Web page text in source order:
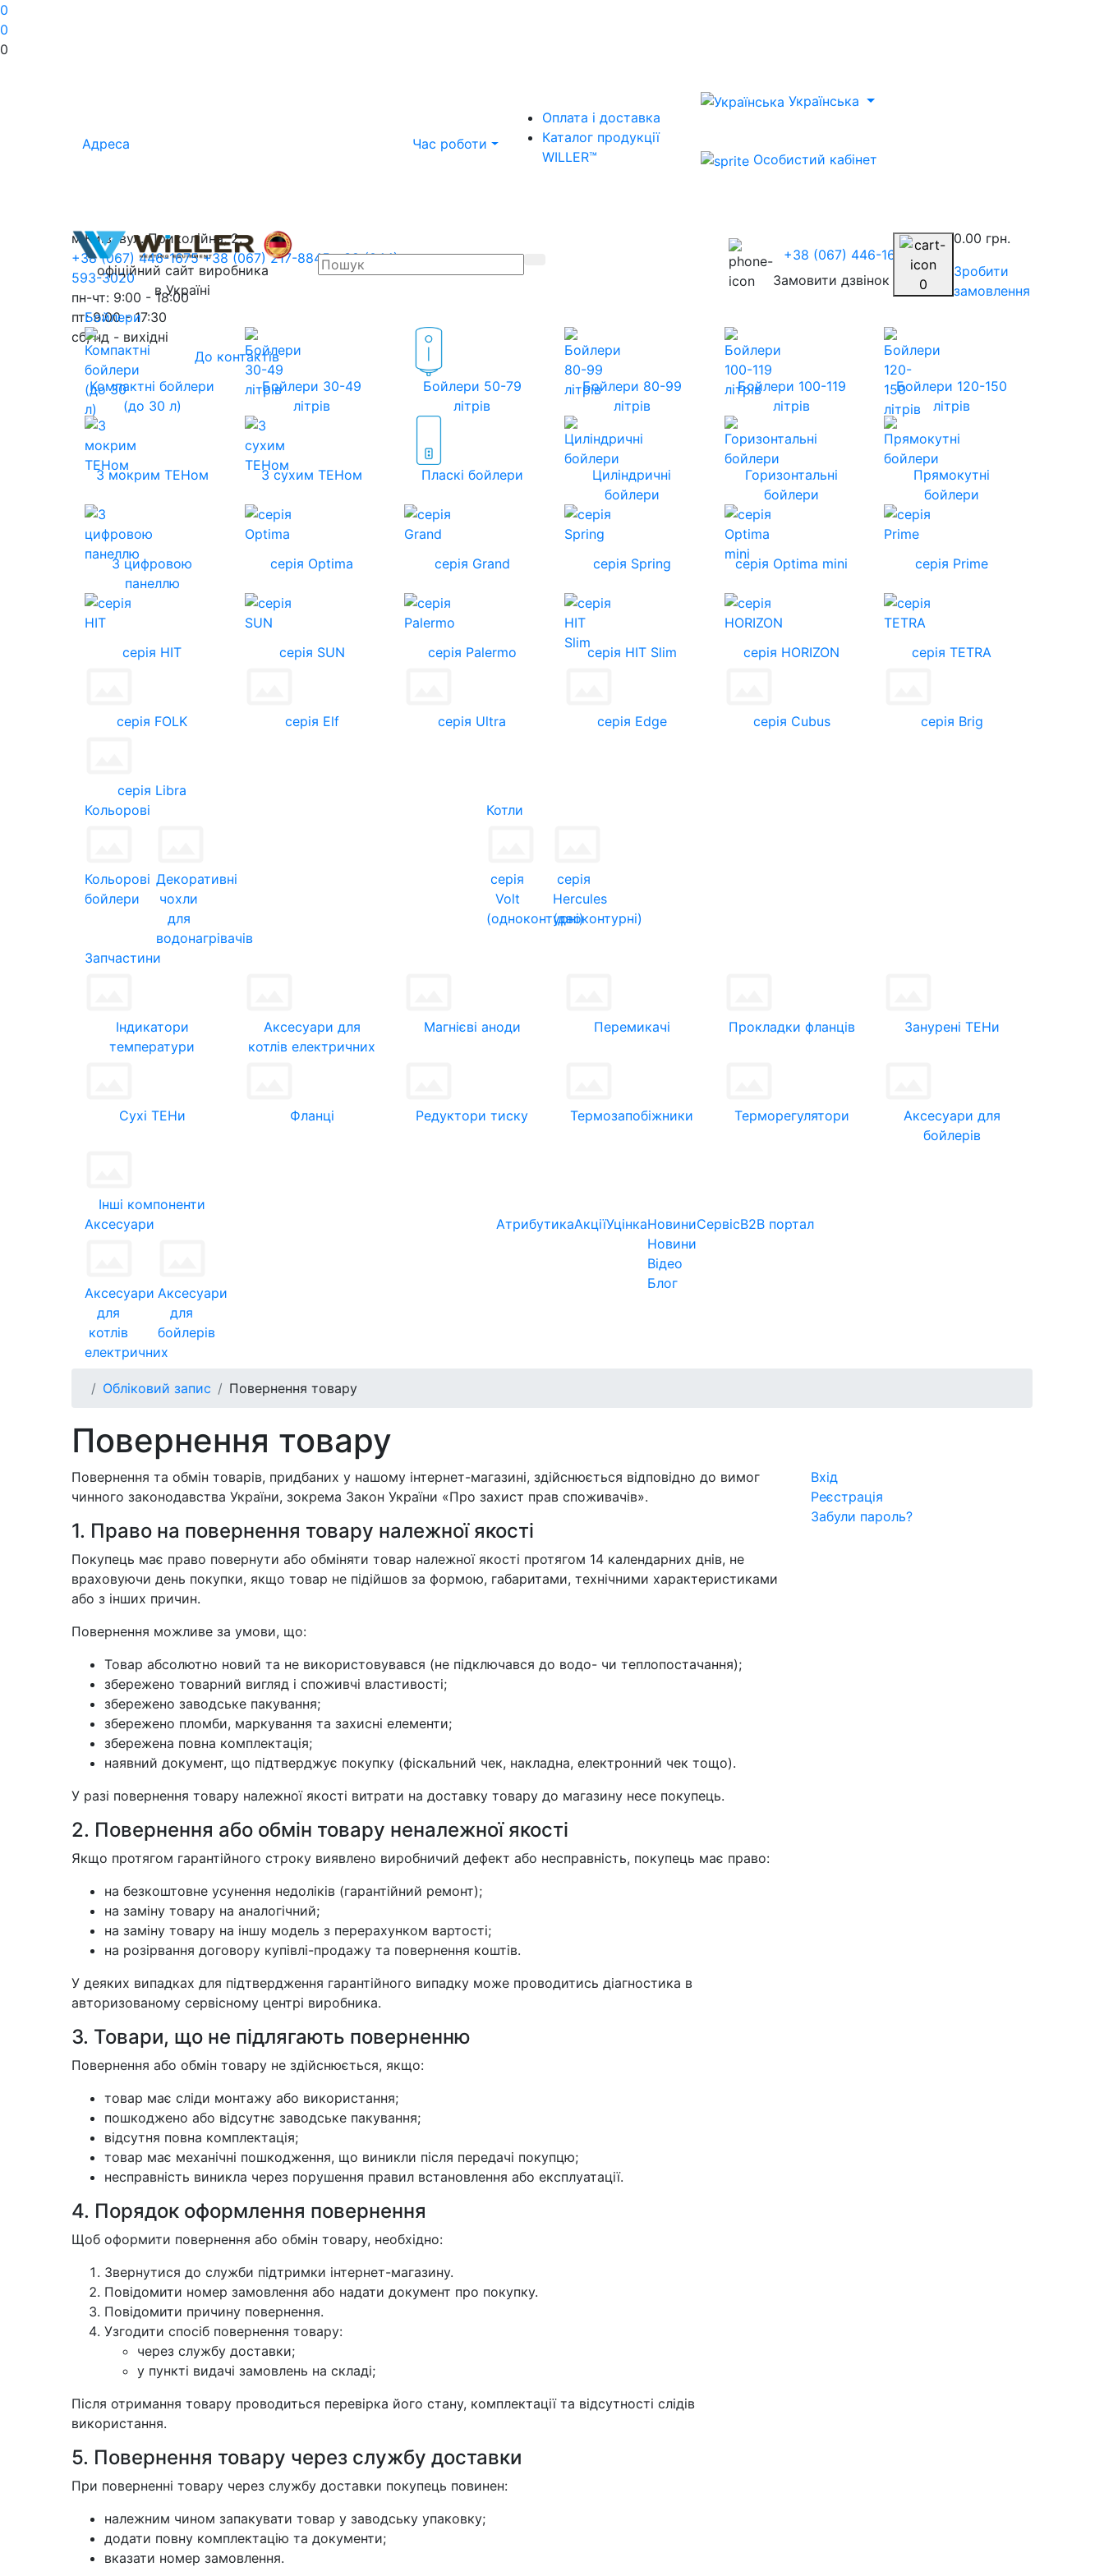
0
0
0
Адреса
м.Київ, вул. Приколійна, 2.
+38 (067) 446-1675 +38 (067) 217-8845 +38 (044)
593-3020
пн-чт: 9:00 - 18:00
пт: 9:00 - 17:30
сб, нд - вихідні
До контактів
Час роботи
Оплата і доставка
Каталог продукції
WILLER™
Українська
Особистий кабінет
офіційний сайт виробника
в Україні
+38 (067) 446-1675
Замовити дзвінок
0
0.00 грн.
Зробити
замовлення
Бойлери
Компактні бойлери
(до 30 л)
Бойлери 30-49
літрів
Бойлери 50-79
літрів
Бойлери 80-99
літрів
Бойлери 100-119
літрів
Бойлери 120-150
літрів
З мокрим ТЕНом З сухим ТЕНом Пласкі бойлери
Циліндричні
бойлери
Горизонтальні
бойлери
Прямокутні
бойлери
З цифровою
панеллю
серія Optima серія Grand серія Spring серія Optima mini серія Prime
серія HIT серія SUN серія Palermo серія HIT Slim cерія HORIZON серія TETRA
серія FOLK серія Elf серія Ultra серія Edge серія Cubus серія Brig
серія Libra
Кольорові
Кольорові
бойлери
Декоративні
чохли
для
водонагрівачів
Котли
серія
Volt
(одноконтурні)
серія
Hercules
(двоконтурні)
Запчастини
Індикатори
температури
Аксесуари для
котлів електричних
Магнієві аноди Перемикачі Прокладки фланців Занурені ТЕНи
Сухі ТЕНи Фланці Редуктори тиску Термозапобіжники Терморегулятори
Аксесуари для
бойлерів
Інші компоненти
Аксесуари
Аксесуари
для
котлів
електричних
Аксесуари
для
бойлерів
АтрибутикаАкціїУцінкаНовини
Новини
Відео
Блог
СервісB2B портал
Обліковий запис Повернення товару
Повернення товару
Повернення та обмін товарів, придбаних у нашому інтернет-магазині, здійснюється відповідно до вимог
чинного законодавства України, зокрема Закон України «Про захист прав споживачів».
1. Право на повернення товару належної якості
Покупець має право повернути або обміняти товар належної якості протягом 14 календарних днів, не
враховуючи день покупки, якщо товар не підійшов за формою, габаритами, технічними характеристиками
або з інших причин.
Повернення можливе за умови, що:
Товар абсолютно новий та не використовувався (не підключався до водо- чи теплопостачання);
збережено товарний вигляд і споживчі властивості;
збережено заводське пакування;
збережено пломби, маркування та захисні елементи;
збережена повна комплектація;
наявний документ, що підтверджує покупку (фіскальний чек, накладна, електронний чек тощо).
У разі повернення товару належної якості витрати на доставку товару до магазину несе покупець.
2. Повернення або обмін товару неналежної якості
Якщо протягом гарантійного строку виявлено виробничий дефект або несправність, покупець має право:
на безкоштовне усунення недоліків (гарантійний ремонт);
на заміну товару на аналогічний;
на заміну товару на іншу модель з перерахунком вартості;
на розірвання договору купівлі-продажу та повернення коштів.
У деяких випадках для підтвердження гарантійного випадку може проводитись діагностика в
авторизованому сервісному центрі виробника.
3. Товари, що не підлягають поверненню
Повернення або обмін товару не здійснюється, якщо:
товар має сліди монтажу або використання;
пошкоджено або відсутнє заводське пакування;
відсутня повна комплектація;
товар має механічні пошкодження, що виникли після передачі покупцю;
несправність виникла через порушення правил встановлення або експлуатації.
4. Порядок оформлення повернення
Щоб оформити повернення або обмін товару, необхідно:
Звернутися до служби підтримки інтернет-магазину.
Повідомити номер замовлення або надати документ про покупку.
Повідомити причину повернення.
Узгодити спосіб повернення товару:
через службу доставки;
у пункті видачі замовлень на складі;
Після отримання товару проводиться перевірка його стану, комплектації та відсутності слідів
використання.
5. Повернення товару через службу доставки
При поверненні товару через службу доставки покупець повинен:
належним чином запакувати товар у заводську упаковку;
додати повну комплектацію та документи;
вказати номер замовлення.
Вхід
Реєстрація
Забули пароль?